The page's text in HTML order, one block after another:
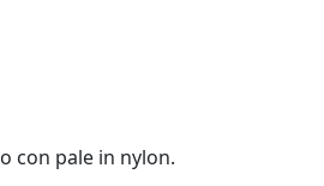
con pale in nylon.